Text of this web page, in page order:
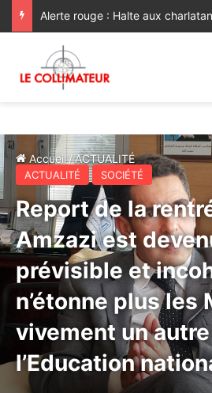
Accueil/ACTUALITÉ
ACTUALITÉ SOCIÉTÉ
Report de la
Amzazi est
prévisible et
n’étonne plus les
vivement un
l’Education